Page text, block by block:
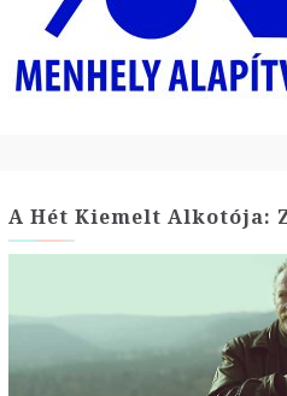
A Hét Kiemelt Alkotója: